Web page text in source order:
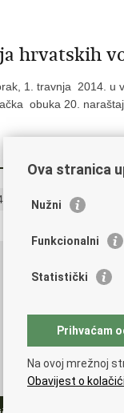
hrvatskih
1. travnja 2014. u
obuka 20.
452 453
Važne
Predsjednik RH
Hrvatski Sabor
Pučki
Ova stranica
Nužni
Funkcionalni
Statistički
Prihvaćam
Na ovoj mrežnoj
Obavijest o